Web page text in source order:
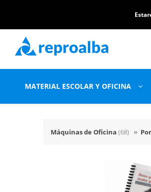
MATERIAL ESCOLAR Y OFICINA
Máquinas de Oficina (68) »